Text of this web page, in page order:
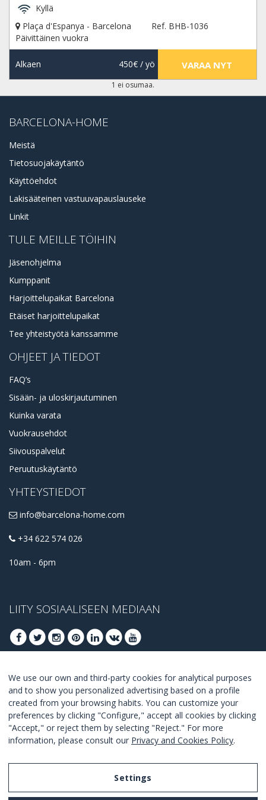
Kyllä
Plaça d'Espanya - Barcelona
Ref. BHB-1036
Päivittäinen vuokra
Alkaen 450€/ yö VARAA NYT
1 ei osumaa.
BARCELONA-HOME
Meistä
Tietosuojakäytäntö
Käyttöehdot
Lakisääteinen vastuuvapauslauseke
Linkit
TULE MEILLE TÖIHIN
Jäsenohjelma
Kumppanit
Harjoittelupaikat Barcelona
Etäiset harjoittelupaikat
Tee yhteistyötä kanssamme
OHJEET JA TIEDOT
FAQ’s
Sisään- ja uloskirjautuminen
Kuinka varata
Vuokrausehdot
Siivouspalvelut
Peruutuskäytäntö
YHTEYSTIEDOT
info@barcelona-home.com
+34 622 574 026
10am - 6pm
LIITY SOSIAALISEEN MEDIAAN
LIITY SAADAKSESI PARHAAT TARJOUKSET
LIITY
I Agree with the terms and conditions
We use our own and third-party cookies for analytical purposes
and to show you personalized advertising based on a profile
created from your browsing habits. You can customize your
preferences by clicking "Configure," accept all cookies by clicking
"Accept," or reject them by selecting "Reject." For more
information, please consult our Privacy and Cookies Policy.
Settings
Legal Notice